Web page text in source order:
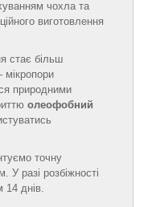
чохла та
виготовлення
стає більш
природними
олеофобний
точну
У разі розбіжності
днів.